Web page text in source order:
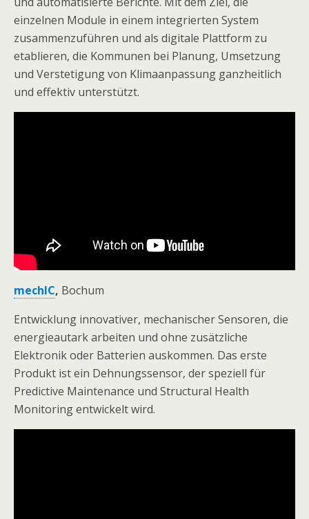
einzelnen Module in einem integrierten System
zusammenzuführen und als digitale Plattform zu
etablieren, die Kommunen bei Planung, Umsetzung
und Verstetigung von Klimaanpassung ganzheitlich
und effektiv unterstützt.
mechIC, Bochum
Entwicklung innovativer, mechanischer Sensoren, die
energieautark arbeiten und ohne zusätzliche
Elektronik oder Batterien auskommen. Das erste
Produkt ist ein Dehnungssensor, der speziell für
Predictive Maintenance und Structural Health
Monitoring entwickelt wird.